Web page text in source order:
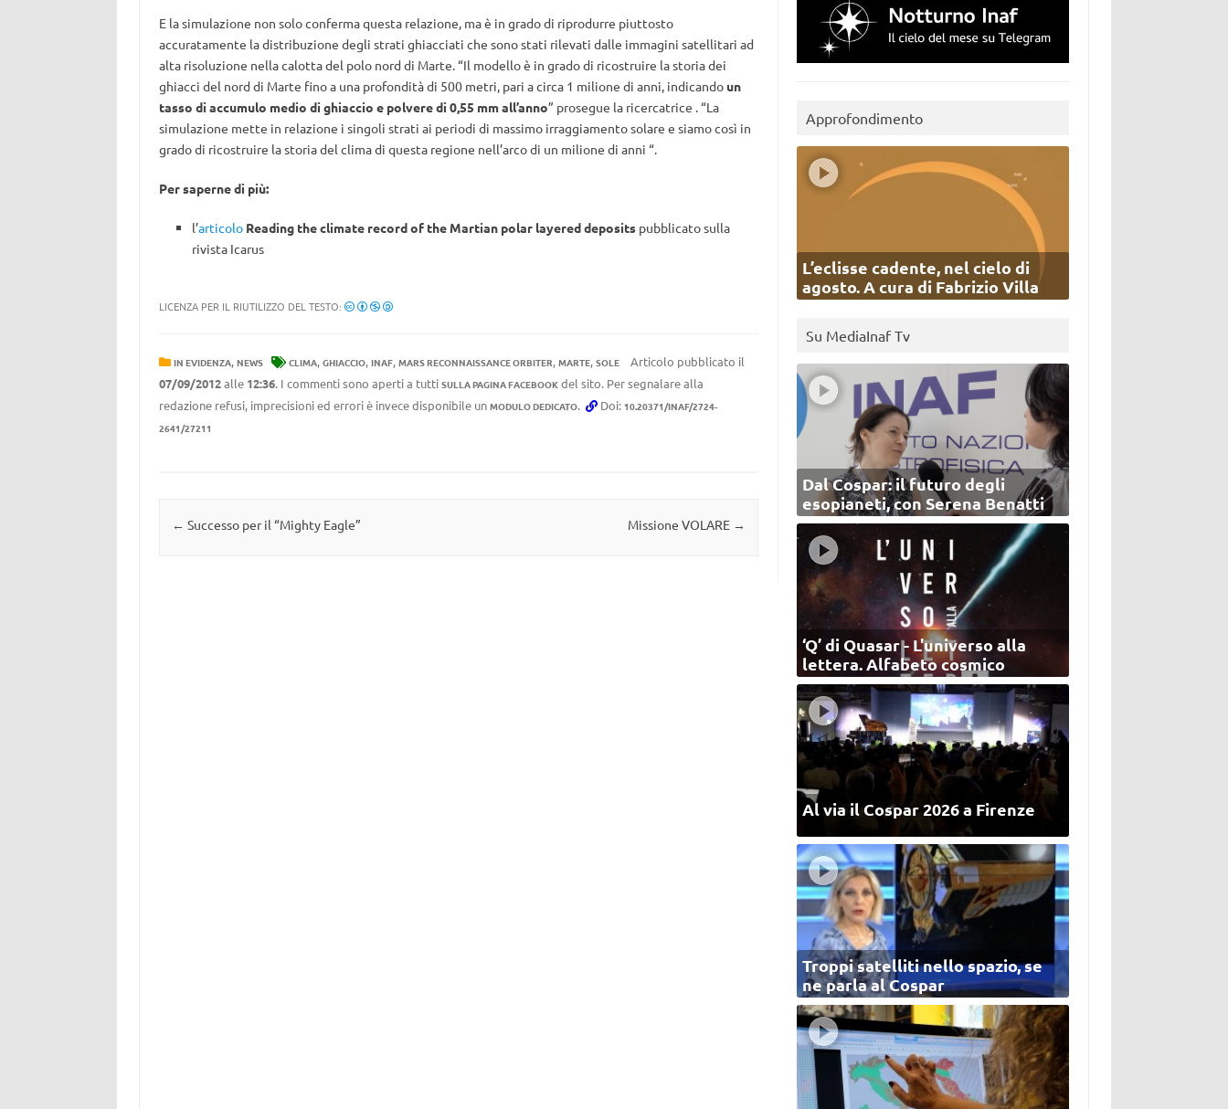
E la simulazione non solo conferma questa relazione, ma è in grado di riprodurre piuttosto
accuratamente la distribuzione degli strati ghiacciati che sono stati rilevati dalle immagini satellitari ad
alta risoluzione nella calotta del polo nord di Marte. “Il modello è in grado di ricostruire la storia dei
ghiacci del nord di Marte fino a una profondità di 500 metri, pari a circa 1 milione di anni, indicando un
tasso di accumulo medio di ghiaccio e polvere di 0,55 mm all’anno” prosegue la ricercatrice . “La
simulazione mette in relazione i singoli strati ai periodi di massimo irraggiamento solare e siamo così in
grado di ricostruire la storia del clima di questa regione nell’arco di un milione di anni “.
Per saperne di più:
l’articoloReading the climate record of the Martian polar layered depositspubblicato sulla
rivista Icarus
LICENZA PER IL RIUTILIZZO DEL TESTO:
IN EVIDENZA, NEWS CLIMA, GHIACCIO, INAF, MARS RECONNAISSANCE ORBITER, MARTE, SOLE
Articolo pubblicato il
07/09/2012alle 12:36. I commenti sono aperti a tutti SULLA PAGINA FACEBOOKdel sito. Per segnalare alla
redazione refusi, imprecisioni ed errori è invece disponibile un MODULO DEDICATO. Doi: 10.20371/INAF/2724-
2641/27211
Navigazione articolo
← Successo per il “Mighty Eagle” Missione VOLARE →
Approfondimento
L’eclisse cadente, nel cielo di
agosto. A cura di Fabrizio Villa
Su MediaInaf Tv
Dal Cospar: il futuro degli
esopianeti, con Serena Benatti
‘Q’ di Quasar - L'universo alla
lettera. Alfabeto cosmico
Al via il Cospar 2026 a Firenze
Troppi satelliti nello spazio, se
ne parla al Cospar